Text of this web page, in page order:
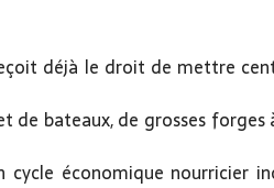
déjà le droit de mettre
bateaux, de grosses forges
économique nourricier